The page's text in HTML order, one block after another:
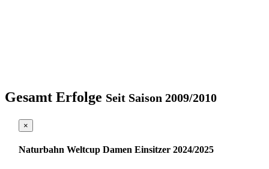
Gesamt Erfolge Seit Saison 2009/2010
×
Naturbahn Weltcup Damen Einsitzer 2024/2025